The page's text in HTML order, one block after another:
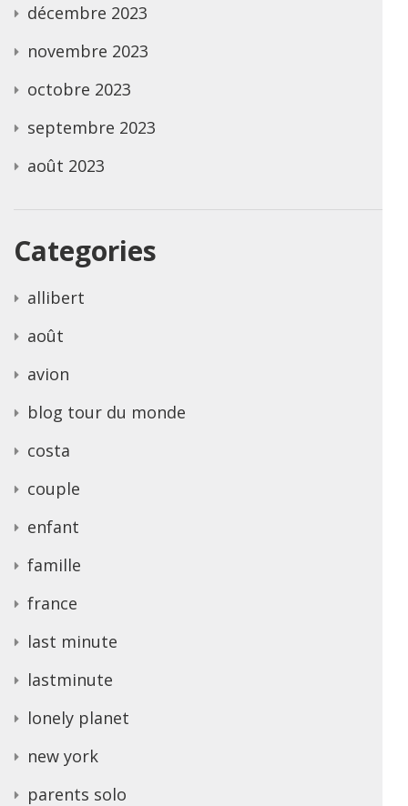
décembre 2023
novembre 2023
octobre 2023
septembre 2023
août 2023
Categories
allibert
août
avion
blog tour du monde
costa
couple
enfant
famille
france
last minute
lastminute
lonely planet
new york
parents solo